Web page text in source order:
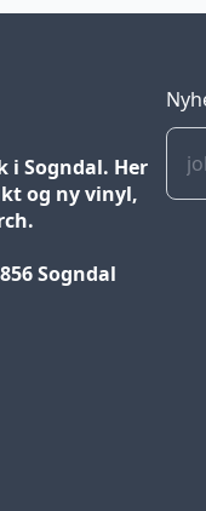
Sogndal. Her
og ny vinyl,
Sogndal